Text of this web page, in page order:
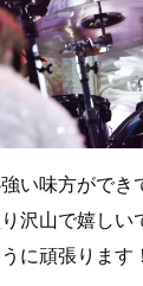
い味方ができ
沢山で嬉しい
に頑張ります